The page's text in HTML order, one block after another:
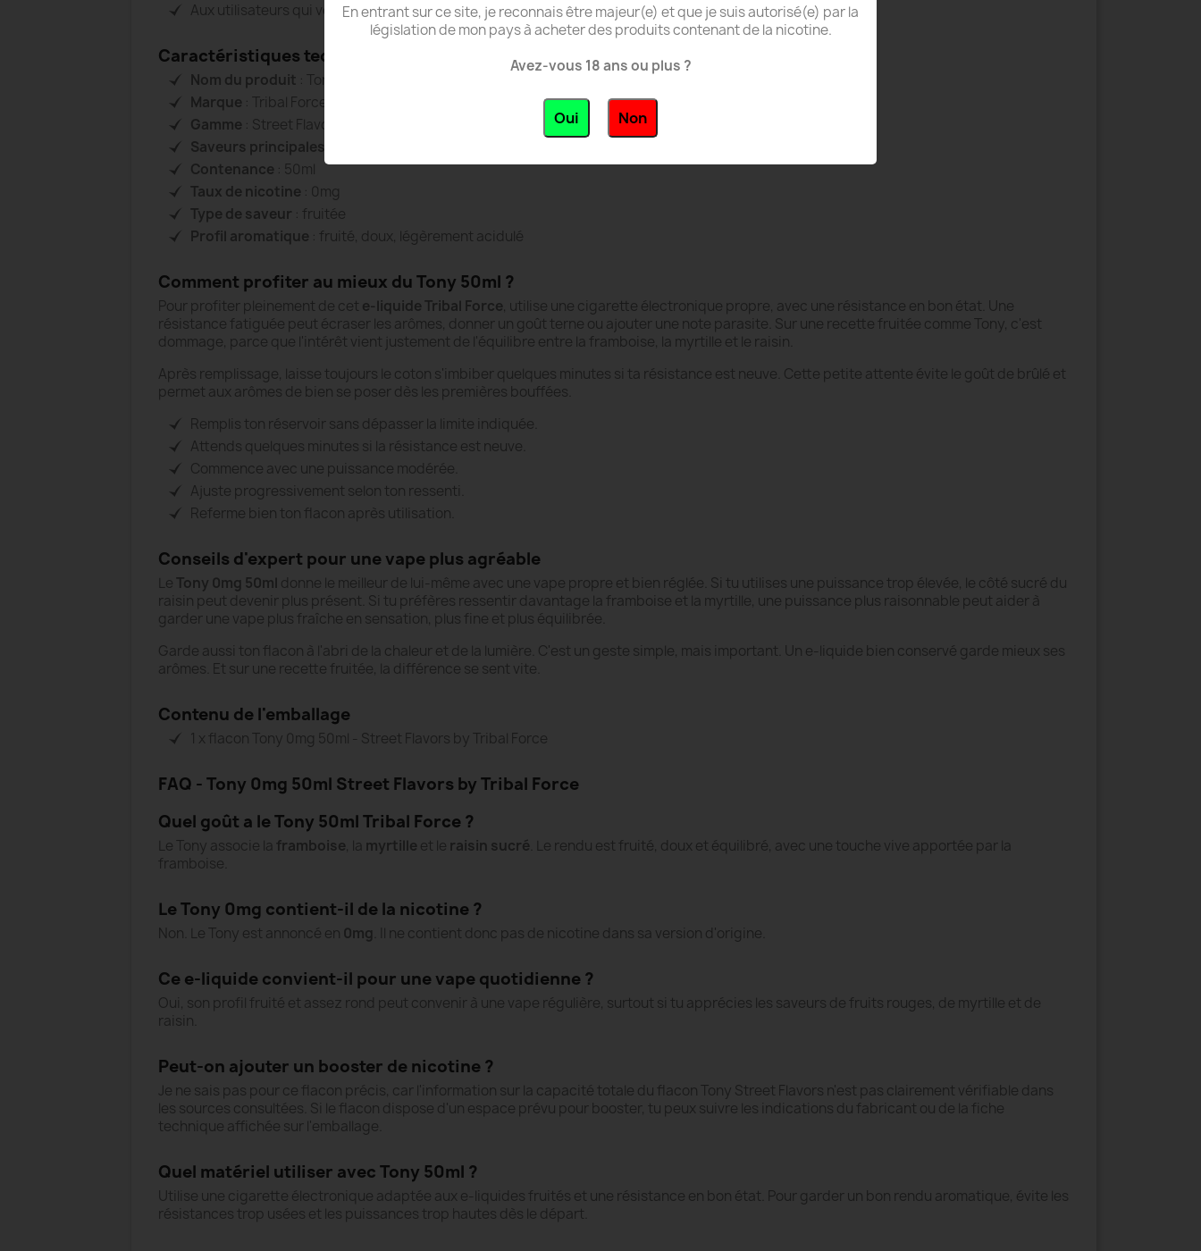
Aux utilisateurs qui veulent un format généreux en50ml.
Caractéristiques techniques du Tony 0mg 50ml
Nom du produit : Tony 0mg 50ml - Street Flavors by Tribal Force
Marque : Tribal Force
Gamme : Street Flavors
Saveurs principales
Contenance : 50ml
Taux de nicotine : 0mg
Type de saveur : fruitée
Profil aromatique : fruité, doux, légèrement acidulé
Comment profiter au mieux du Tony 50ml ?
Pour profiter pleinement de cet e-liquide Tribal Force, utilise une cigarette électronique propre, avec une résistance en bon état. Une
résistance fatiguée peut écraser les arômes, donner un goût terne ou ajouter une note parasite. Sur une recette fruitée comme Tony, c'est
dommage, parce que l'intérêt vient justement de l'équilibre entre la framboise, la myrtille et le raisin.
Après remplissage, laisse toujours le coton s'imbiber quelques minutes si ta résistance est neuve. Cette petite attente évite le goût de brûlé et
permet aux arômes de bien se poser dès les premières bouffées.
Remplis ton réservoir sans dépasser la limite indiquée.
Attends quelques minutes si la résistance est neuve.
Commence avec une puissance modérée.
Ajuste progressivement selon ton ressenti.
Referme bien ton flacon après utilisation.
Conseils d'expert pour une vape plus agréable
Le Tony 0mg 50ml donne le meilleur de lui-même avec une vape propre et bien réglée. Si tu utilises une puissance trop élevée, le côté sucré du
raisin peut devenir plus présent. Si tu préfères ressentir davantage la framboise et la myrtille, une puissance plus raisonnable peut aider à
garder une vape plus fraîche en sensation, plus fine et plus équilibrée.
Garde aussi ton flacon à l'abri de la chaleur et de la lumière. C'est un geste simple, mais important. Un e-liquide bien conservé garde mieux ses
arômes. Et sur une recette fruitée, la différence se sent vite.
Contenu de l'emballage
1 x flacon Tony 0mg 50ml - Street Flavors by Tribal Force
FAQ - Tony 0mg 50ml Street Flavors by Tribal Force
Quel goût a le Tony 50ml Tribal Force ?
Le Tony associe la framboise, la myrtille et le raisin sucré . Le rendu est fruité, doux et équilibré, avec une touche vive apportée par la
framboise.
Le Tony 0mg contient-il de la nicotine ?
Non. Le Tony est annoncé en 0mg . Il ne contient donc pas de nicotine dans sa version d'origine.
Ce e-liquide convient-il pour une vape quotidienne ?
Oui, son profil fruité et assez rond peut convenir à une vape régulière, surtout si tu apprécies les saveurs de fruits rouges, de myrtille et de
raisin.
Peut-on ajouter un booster de nicotine ?
Je ne sais pas pour ce flacon précis, car l'information sur la capacité totale du flacon Tony Street Flavors n'est pas clairement vérifiable dans
les sources consultées. Si le flacon dispose d'un espace prévu pour booster, tu peux suivre les indications du fabricant ou de la fiche
technique affichée sur l'emballage.
Quel matériel utiliser avec Tony 50ml ?
Utilise une cigarette électronique adaptée aux e-liquides fruités et une résistance en bon état. Pour garder un bon rendu aromatique, évite les
résistances trop usées et les puissances trop hautes dès le départ.
En entrant sur ce site, je reconnais être majeur(e) et que je suis autorisé(e) par la
législation de mon pays à acheter des produits contenant de la nicotine.
Avez-vous 18 ans ou plus ?
Oui Non